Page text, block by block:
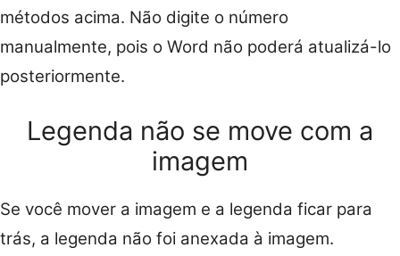
métodos acima. Não digite o número
manualmente, pois o Word não poderá atualizá-lo
posteriormente.
Legenda não se move com a
imagem
Se você mover a imagem e a legenda ficar para
trás, a legenda não foi anexada à imagem.